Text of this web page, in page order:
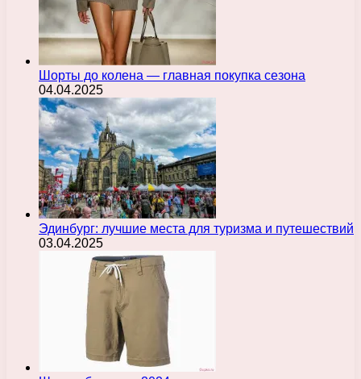
Шорты до колена — главная покупка сезона
04.04.2025
Эдинбург: лучшие места для туризма и путешествий
03.04.2025